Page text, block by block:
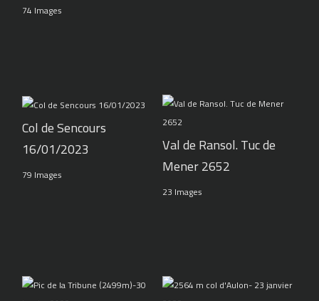
74 Images
Col de Sencours
16/01/2023
79 Images
Val de Ransol. Tuc de
Mener 2652
23 Images